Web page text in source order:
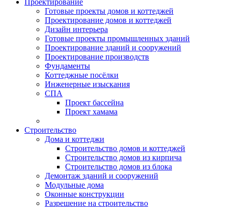
Проектирование
Готовые проекты домов и коттеджей
Проектирование домов и коттеджей
Дизайн интерьера
Готовые проекты промышленных зданий
Проектирование зданий и сооружений
Проектирование производств
Фундаменты
Коттеджные посёлки
Инженерные изыскания
СПА
Проект бассейна
Проект хамама
Строительство
Дома и коттеджи
Строительство домов и коттеджей
Строительство домов из кирпича
Строительство домов из блока
Демонтаж зданий и сооружений
Модульные дома
Оконные конструкции
Разрешение на строительство